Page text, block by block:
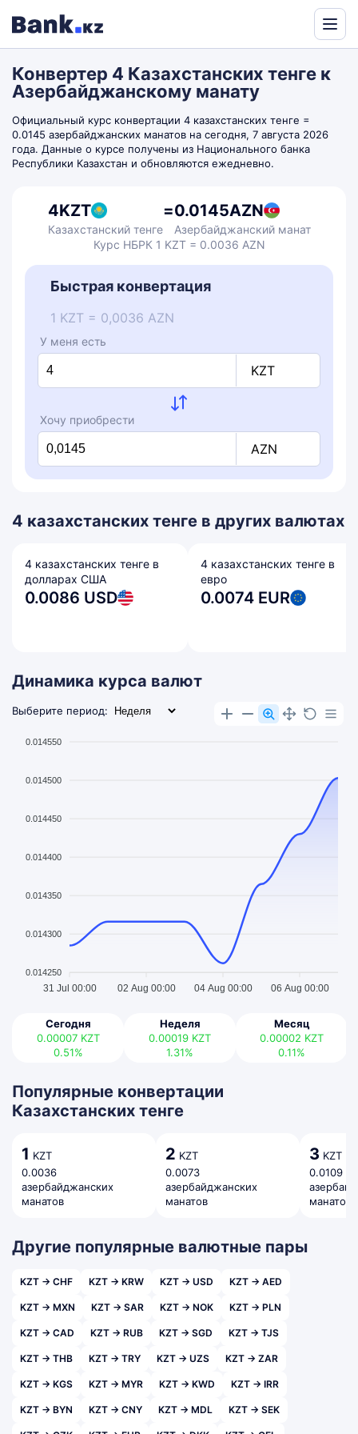
by
Translate
Конвертер 4 Казахстанских тенге к
Азербайджанскому манату
Официальный курс конвертации 4 казахстанских тенге =
0.0145 азербайджанских манатов на сегодня, 7 августа 2026
года. Данные о курсе получены из Национального банка
Республики Казахстан и обновляются ежедневно.
4KZT
Казахстанский тенге
=0.0145AZN
Азербайджанский манат
Курс НБРК 1 KZT = 0.0036 AZN
Быстрая конвертация
1 KZT = 0,0036 AZN
У меня есть
KZT
Хочу приобрести
AZN
4 казахстанских тенге в других валютах
4 казахстанских тенге в
долларах США
0.0086 USD
4 казахстанских тенге в
евро
0.0074 EUR
Динамика курса валют
Выберите период:
0.014550
0.014500
0.014450
0.014400
0.014350
0.014300
0.014250
31 Jul 00:00 02 Aug 00:00 04 Aug 00:00 06 Aug 00:00
Сегодня
0.00007 KZT
0.51%
Неделя
0.00019 KZT
1.31%
Месяц
0.00002 KZT
0.11%
Популярные конвертации
Казахстанских тенге
1 KZT
0.0036
азербайджанских
манатов
2 KZT
0.0073
азербайджанских
манатов
3 KZT
0.0109
манатов
Другие популярные валютные пары
KZT → CHF KZT → KRW KZT → USD KZT → AED
KZT → MXN KZT → SAR KZT → NOK KZT → PLN
KZT → CAD KZT → RUB KZT → SGD KZT → TJS
KZT → THB KZT → TRY KZT → UZS KZT → ZAR
KZT → KGS KZT → MYR KZT → KWD KZT → IRR
KZT → BYN KZT → CNY KZT → MDL KZT → SEK